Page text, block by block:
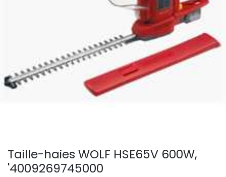
Taille-haies WOLF HSE65V 600W,
'4009269745000